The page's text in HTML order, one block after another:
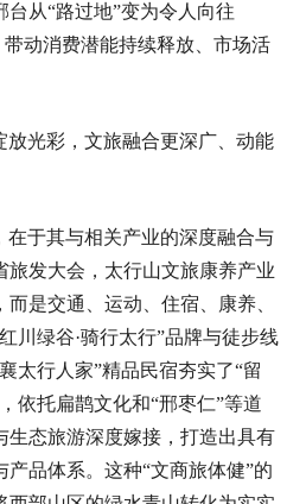
台从“路过地”变为令人向往
带动消费潜能持续释放、市场活
放光彩，文旅融合更深广、动能
在于其与相关产业的深度融合与
旅发大会，太行山文旅康养产业
是交通、运动、住宿、康养、
川绿谷·骑行太行”品牌与徒步线
太行人家”精品民宿夯实了“留
依托扁鹊文化和“邢枣仁”等道
生态旅游深度嫁接，打造出具有
品体系。这种“文商旅体健”的